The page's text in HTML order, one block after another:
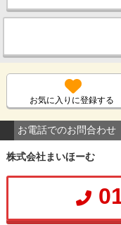
お気に入りに登録する
お電話でのお問合わせ
株式会社まいほーむ